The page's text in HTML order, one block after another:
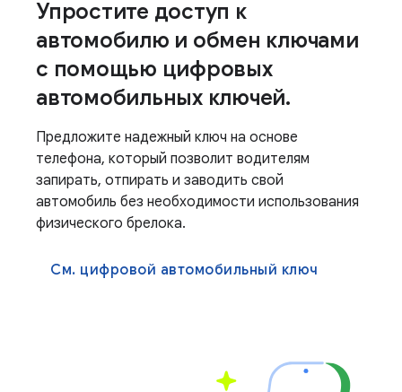
Упростите доступ к
автомобилю и обмен ключами
с помощью цифровых
автомобильных ключей.
Предложите надежный ключ на основе
телефона, который позволит водителям
запирать, отпирать и заводить свой
автомобиль без необходимости использования
физического брелока.
См. цифровой автомобильный ключ